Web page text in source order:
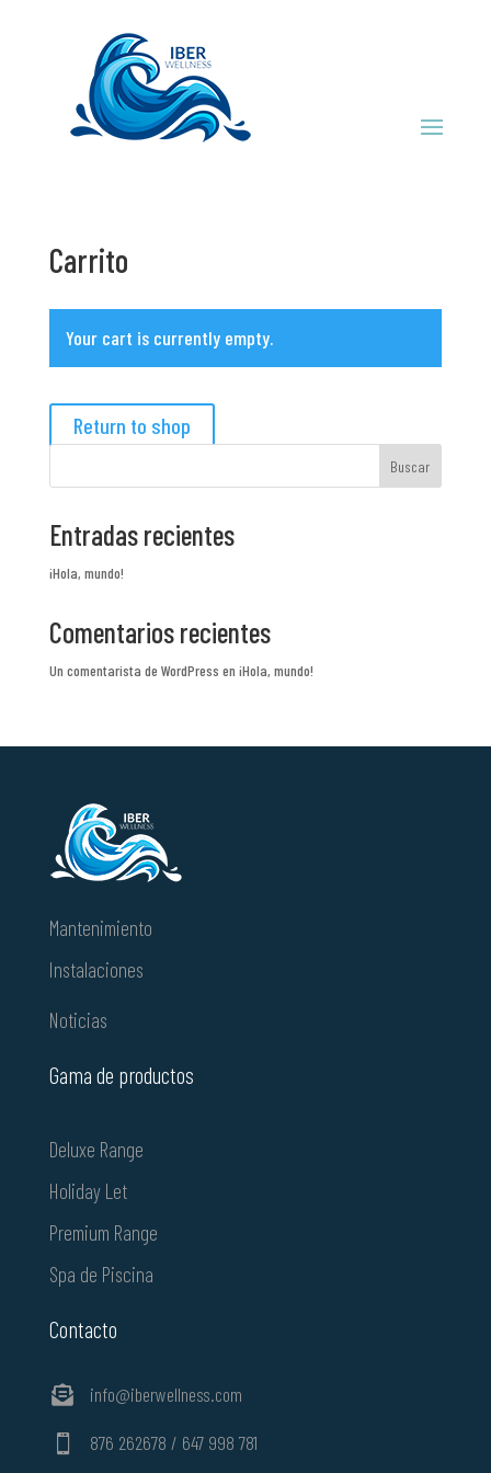
Carrito
Your cart is currently empty.
Return to shop
Buscar
Entradas recientes
¡Hola, mundo!
Comentarios recientes
Un comentarista de WordPress en ¡Hola, mundo!
Mantenimiento
Instalaciones
Noticias
Gama de productos
Deluxe Range
Holiday Let
Premium Range
Spa de Piscina
Contacto
 info@iberwellness.com
 876 262678 / 647 998 781